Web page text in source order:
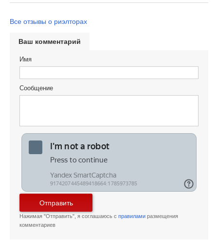
Все отзывы о риэлторах
Ваш комментарий
Имя
Сообщение
Отправить
Нажимая "Отправить", я соглашаюсь с правилами размещения
комментариев